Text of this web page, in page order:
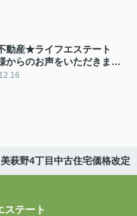
動産★ライフエステート
からのお声をいただきまし
萩野4丁目中古住宅価格改定
ステート